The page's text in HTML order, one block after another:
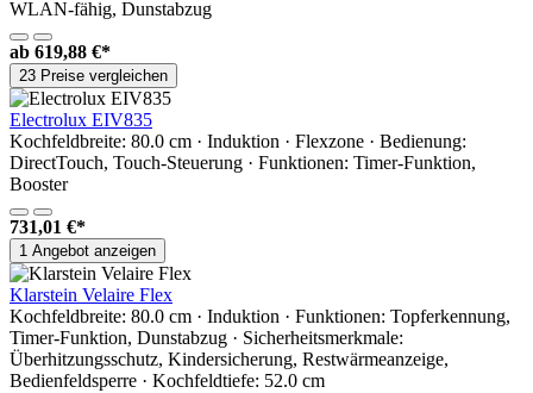
WLAN-fähig, Dunstabzug
ab 619,88 €*
23 Preise vergleichen
Electrolux EIV835
Kochfeldbreite: 80.0 cm · Induktion · Flexzone · Bedienung:
DirectTouch, Touch-Steuerung · Funktionen: Timer-Funktion,
Booster
731,01 €*
1 Angebot anzeigen
Klarstein Velaire Flex
Kochfeldbreite: 80.0 cm · Induktion · Funktionen: Topferkennung,
Timer-Funktion, Dunstabzug · Sicherheitsmerkmale:
Überhitzungsschutz, Kindersicherung, Restwärmeanzeige,
Bedienfeldsperre · Kochfeldtiefe: 52.0 cm